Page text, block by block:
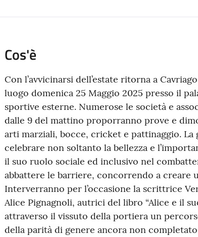
Cos'è
Con l’avvicinarsi dell’estate ritorna a
luogo domenica 25 Maggio 2025 presso il
sportive esterne. Numerose le società e
dalle 9 del mattino proporranno prove e
arti marziali, bocce, cricket e pattinaggio. La
celebrare non soltanto la bellezza e
il suo ruolo sociale ed inclusivo nel
abbattere le barriere, concorrendo a creare
Interverranno per l’occasione la scrittrice
Alice Pignagnoli, autrici del libro “Alice e il
attraverso il vissuto della portiera un
della parità di genere ancora non